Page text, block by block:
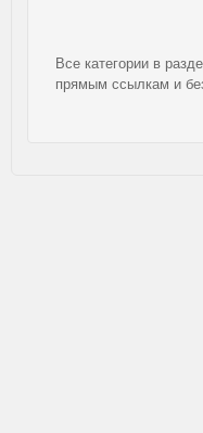
Все категории в
прямым ссылкам и